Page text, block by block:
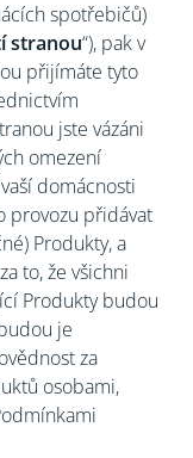
spotřebičů)
stranou“), pak v
přijímáte tyto
jste vázáni
omezení
domácnosti
provozu přidávat
Produkty, a
to, že všichni
Produkty budou
je
za
osobami,